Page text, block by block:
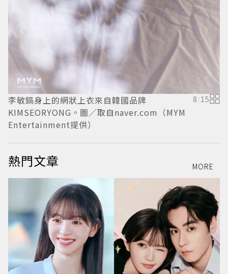
李敏鎬身上的網狀上衣來自韓國品牌
KIMSEORYONG。圖／取自naver.com（MYM
Entertainment提供）
8/15
熱門文章 MORE